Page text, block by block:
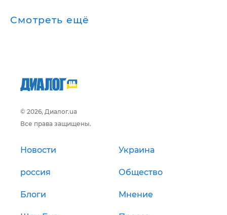
Смотреть ещё
© 2026, Диалог.ua
Все права защищены.
Новости Украина
россия Общество
Блоги Мнение